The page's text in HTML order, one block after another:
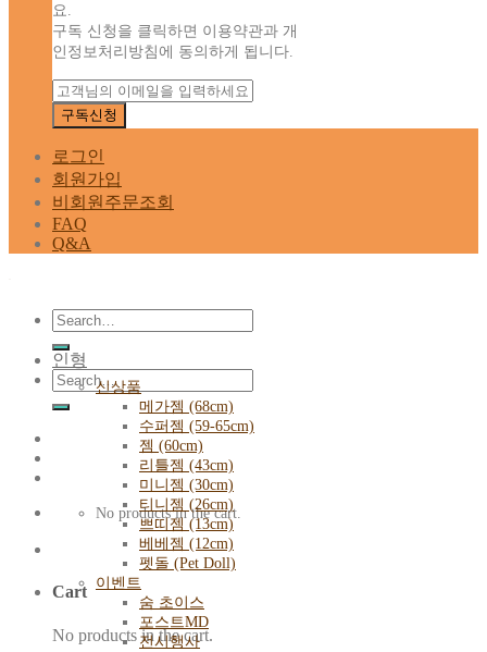
요.
구독 신청을 클릭하면 이용약관과 개
인정보처리방침에 동의하게 됩니다.
로그인
회원가입
비회원주문조회
FAQ
Q&A
Search
for:
Search
for:
No products in the cart.
Cart
No products in the cart.
인형
신상품
메가젬 (68cm)
수퍼젬 (59-65cm)
젬 (60cm)
리틀젬 (43cm)
미니젬 (30cm)
티니젬 (26cm)
쁘띠젬 (13cm)
베베젬 (12cm)
펫돌 (Pet Doll)
이벤트
숨 초이스
포스트MD
전시행사